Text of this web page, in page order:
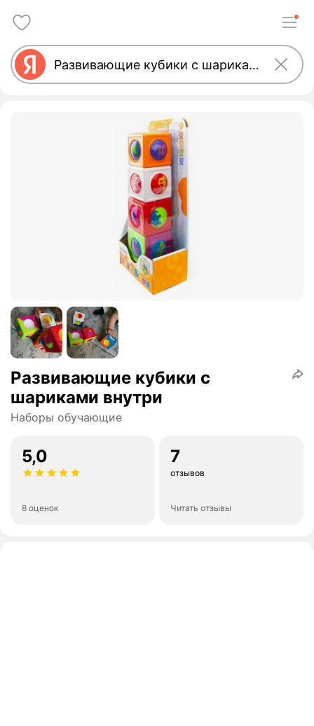
Развивающие кубики с
шариками внутри
Наборы обучающие
5,0
8 оценок
7
отзывов
Читать отзывы